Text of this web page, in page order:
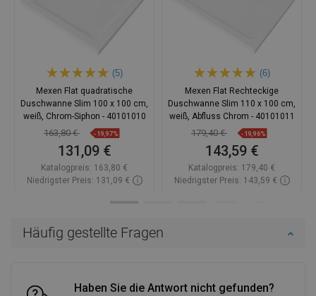
Häufig gestellte Fragen
Haben Sie die Antwort nicht gefunden?
(5)
Mexen Flat quadratische
Duschwanne Slim 100 x 100 cm,
weiß, Chrom-Siphon - 40101010
163,80 € -19,97%
131,09 €
Katalogpreis: 163,80 €
Niedrigster Preis: 131,09 €
(6)
Mexen Flat Rechteckige
Duschwanne Slim 110 x 100 cm,
weiß, Abfluss Chrom - 40101011
179,40 € -19,96%
143,59 €
Katalogpreis: 179,40 €
Niedrigster Preis: 143,59 €